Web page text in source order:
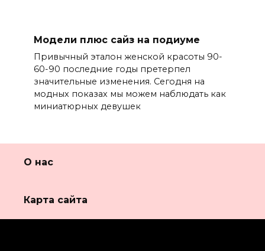
Модели плюс сайз на подиуме
Привычный эталон женской красоты 90-
60-90 последние годы претерпел
значительные изменения. Сегодня на
модных показах мы можем наблюдать как
миниатюрных девушек
О нас
Карта сайта